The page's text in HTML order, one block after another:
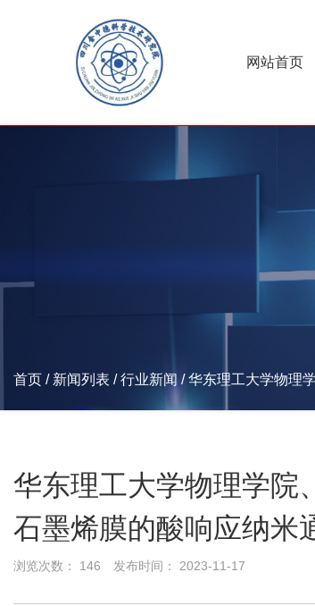
网站首页
首页 / 新闻列表 /行业新闻 /华东理工大学物理
华东理工大学物理学院
石墨烯膜的酸响应纳米
浏览次数： 146 发布时间： 2023-11-17